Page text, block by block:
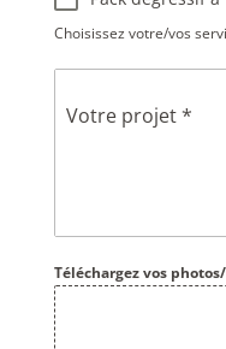
Choisissez votre/vos
Votre projet*
Téléchargez vos